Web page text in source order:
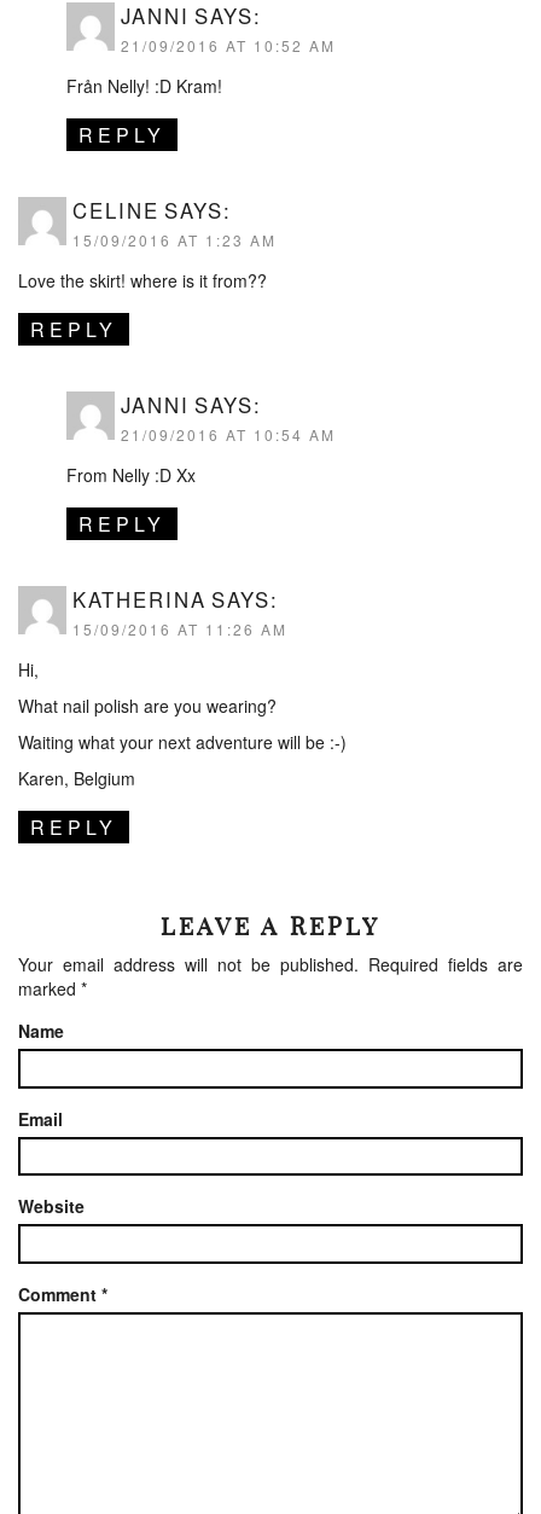
JANNI SAYS:
21/09/2016 AT 10:52 AM
Från Nelly! :D Kram!
REPLY
CELINE SAYS:
15/09/2016 AT 1:23 AM
Love the skirt! where is it from??
REPLY
JANNI SAYS:
21/09/2016 AT 10:54 AM
From Nelly :D Xx
REPLY
KATHERINA SAYS:
15/09/2016 AT 11:26 AM
Hi,
What nail polish are you wearing?
Waiting what your next adventure will be :-)
Karen, Belgium
REPLY
LEAVE A REPLY
Your email address will not be published. Required fields are
marked *
Name
Email
Website
Comment *